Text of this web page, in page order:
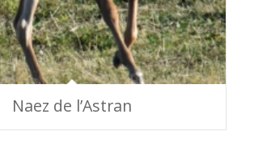
Naez de l’Astran